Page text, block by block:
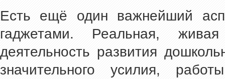
Есть ещё один важнейший
гаджетами. Реальная,
деятельность развития
значительного усилия,